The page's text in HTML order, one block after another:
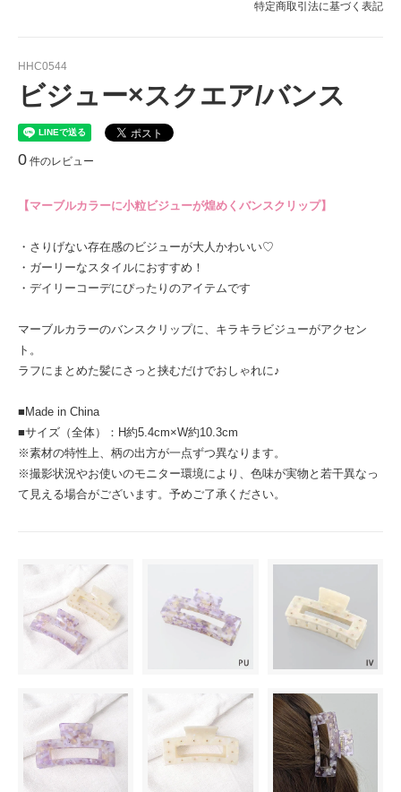
特定商取引法に基づく表記
HHC0544
ビジュー×スクエア/バンス
0 件のレビュー
【マーブルカラーに小粒ビジューが煌めくバンスクリップ】
・さりげない存在感のビジューが大人かわいい♡
・ガーリーなスタイルにおすすめ！
・デイリーコーデにぴったりのアイテムです
マーブルカラーのバンスクリップに、キラキラビジューがアクセン
ト。
ラフにまとめた髪にさっと挟むだけでおしゃれに♪
■Made in China
■サイズ（全体）：H約5.4cm×W約10.3cm
※素材の特性上、柄の出方が一点ずつ異なります。
※撮影状況やお使いのモニター環境により、色味が実物と若干異なっ
て見える場合がございます。予めご了承ください。